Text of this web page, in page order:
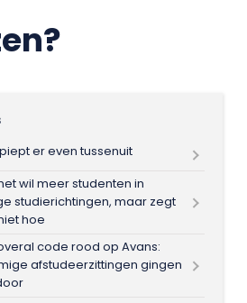
er even tussenuit
wil meer studenten in
studierichtingen, maar zegt
hoe
code rood op Avans:
afstudeerzittingen gingen